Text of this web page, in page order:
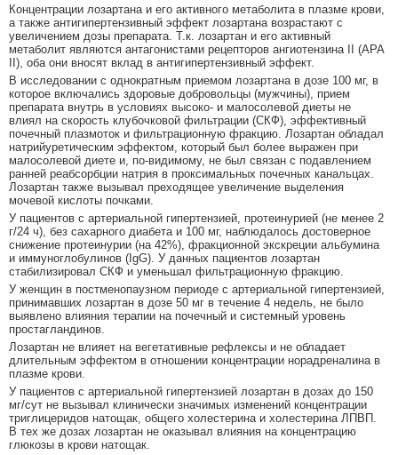
Концентрации лозартана и его активного метаболита в плазме крови,
а также антигипертензивный эффект лозартана возрастают с
увеличением дозы препарата. Т.к. лозартан и его активный
метаболит являются антагонистами рецепторов ангиотензина II (АРА
II), оба они вносят вклад в антигипертензивный эффект.
В исследовании с однократным приемом лозартана в дозе 100 мг, в
которое включались здоровые добровольцы (мужчины), прием
препарата внутрь в условиях высоко- и малосолевой диеты не
влиял на скорость клубочковой фильтрации (СКФ), эффективный
почечный плазмоток и фильтрационную фракцию. Лозартан обладал
натрийуретическим эффектом, который был более выражен при
малосолевой диете и, по-видимому, не был связан с подавлением
ранней реабсорбции натрия в проксимальных почечных канальцах.
Лозартан также вызывал преходящее увеличение выделения
мочевой кислоты почками.
У пациентов с артериальной гипертензией, протеинурией (не менее 2
г/24 ч), без сахарного диабета и 100 мг, наблюдалось достоверное
снижение протеинурии (на 42%), фракционной экскреции альбумина
и иммуноглобулинов (IgG). У данных пациентов лозартан
стабилизировал СКФ и уменьшал фильтрационную фракцию.
У женщин в постменопаузном периоде с артериальной гипертензией,
принимавших лозартан в дозе 50 мг в течение 4 недель, не было
выявлено влияния терапии на почечный и системный уровень
простагландинов.
Лозартан не влияет на вегетативные рефлексы и не обладает
длительным эффектом в отношении концентрации норадреналина в
плазме крови.
У пациентов с артериальной гипертензией лозартан в дозах до 150
мг/сут не вызывал клинически значимых изменений концентрации
триглицеридов натощак, общего холестерина и холестерина ЛПВП.
В тех же дозах лозартан не оказывал влияния на концентрацию
глюкозы в крови натощак.